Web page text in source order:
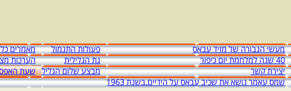
מעשי הגבורה של מזיד עבאס פעולות התגמול מאמרים
40 שנה למלחמת יום כיפור
גת הגלילית הערכות
יצירת קשר
מבצע שלום הגליל שעת
שמס עאמר נושא את שכיב עבאס על הידיים.בשנת 1963